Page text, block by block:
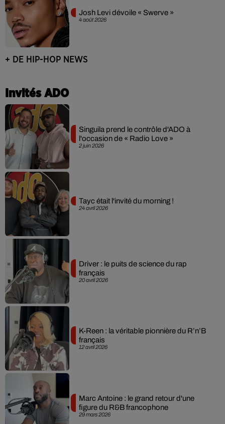
4 août 2026
Josh Levi dévoile « Swerve »
+ DE HIP-HOP NEWS
Invités ADO
2 juin 2026
Singuila prend le contrôle d'ADO à
l'occasion de « Radio Love »
24 avril 2026
Tayc était l'invité du morning !
20 avril 2026
Driver : le puits de science du rap
français
12 avril 2026
K-Reen : la véritable pionnière du R’n’B
français
29 mars 2026
Marc Antoine : le grand retour d'une
figure du R&B francophone